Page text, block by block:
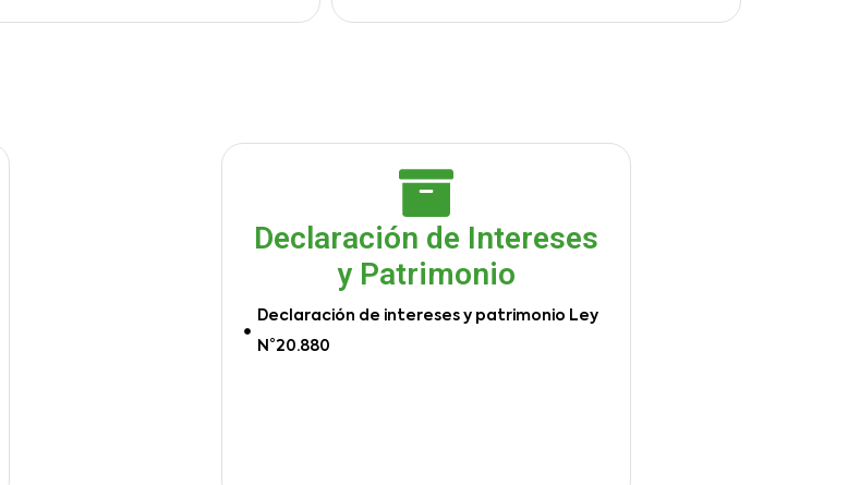
Declaración de Intereses
y Patrimonio
Declaración de intereses y patrimonio Ley
N°20.880